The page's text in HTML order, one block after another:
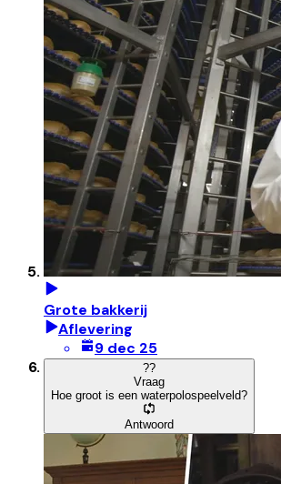
Grote bakkerij
Aflevering
9 dec 25
??
Vraag
Hoe groot is een waterpolospeelveld?
Antwoord